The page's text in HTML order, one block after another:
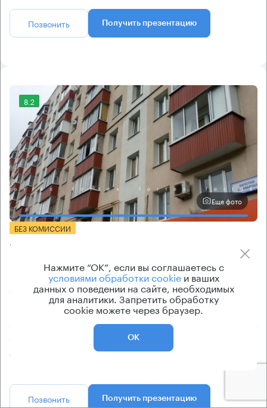
Позвонить Получить презентацию
8.2
Еще фото
БЕЗ КОМИССИИ
Бизнес-центр
3-й квартал Капотни 13 к2
Москва, 3-й квартал Капотни, 13 к2
Борисово → 10.1 км ~34 мин
Офисное здание
Позвонить Получить презентацию
Нажмите “ОК”, если вы соглашаетесь с
условиями обработки cookieи ваших
данных о поведении на сайте, необходимых
для аналитики. Запретить обработку
cookie можете через браузер.
ОК